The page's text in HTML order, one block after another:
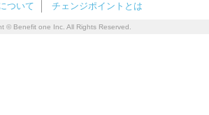
ついて チェンジポイントとは
© Benefit one Inc. All Rights Reserved.